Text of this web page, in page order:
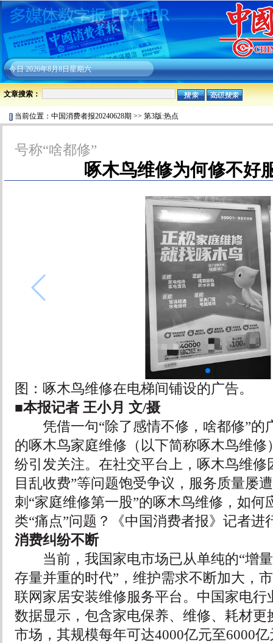
今日2026年8月8日星期六
文章搜索：
当前位置： 中国消费者报20240628期 >> 第3版:热点
号称“啥都修”
啄木鸟维修为何修不好
图：啄木鸟维修在电梯间铺设的广告。
■本报记者 王小月 文/摄
凭借一句“除了感情不修，啥都修”的
的啄木鸟家庭维修（以下简称啄木鸟维修
纷引发关注。在社交平台上，啄木鸟维修
目乱收费”等问题饱受争议，服务质量屡
刺“家庭维修第一股”的啄木鸟维修，如何
类“痛点”问题？《中国消费者报》记者进
消费纠纷不断
当前，我国家电市场已从单纯的“增量
存量并重的时代”，维护需求不断加大，
联网家居安装维修服务平台。中国家电行
数据显示，包含家电保养、维修、耗材更
市场，其规模每年可达4000亿元至6000